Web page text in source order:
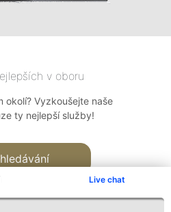
Live chat
v oboru
okolí? Vyzkoušejte naše
ty nejlepší služby!